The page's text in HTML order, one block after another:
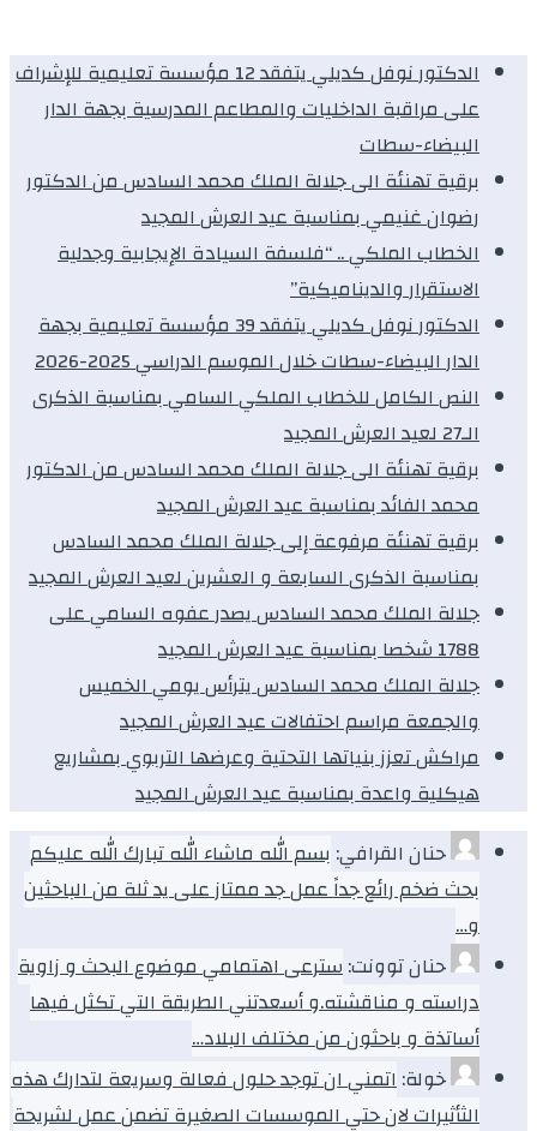
الدكتور نوفل كديلي يتفقد 12 مؤسسة تعليمية للإشراف
على مراقبة الداخليات والمطاعم المدرسية بجهة الدار
البيضاء-سطات
برقية تهنئة الى جلالة الملك محمد السادس من الدكتور
رضوان غنيمي بمناسبة عيد العرش المجيد
الخطاب الملكي .. “فلسفة السيادة الإيجابية وجدلية
الاستقرار والديناميكية”
الدكتور نوفل كديلي يتفقد 39 مؤسسة تعليمية بجهة
الدار البيضاء-سطات خلال الموسم الدراسي 2025-2026
النص الكامل للخطاب الملكي السامي بمناسبة الذكرى
الـ27 لعيد العرش المجيد
برقية تهنئة الى جلالة الملك محمد السادس من الدكتور
محمد الفائد بمناسبة عيد العرش المجيد
برقية تهنئة مرفوعة إلى جلالة الملك محمد السادس
بمناسبة الذكرى السابعة و العشرين لعيد العرش المجيد
جلالة الملك محمد السادس يصدر عفوه السامي على
1788 شخصا بمناسبة عيد العرش المجيد
جلالة الملك محمد السادس يترأس يومي الخميس
والجمعة مراسم احتفالات عيد العرش المجيد
مراكش تعزز بنياتها التحتية وعرضها التربوي بمشاريع
هيكلية واعدة بمناسبة عيد العرش المجيد
حنان القرافي: بسم الله ماشاء الله تبارك الله عليكم
بحث ضخم رائع جداً عمل جد ممتاز على يد ثلة من الباحثين
و…
حنان توونت:سترعى اهتمامي موضوع البحث و زاوية
دراسته و مناقشته.و أسعدتني الطريقة التي تكثل فيها
أساتذة و باحثون من مختلف البلاد…
خولة:اتمني ان توجد حلول فعالة وسريعة لتدارك هذه
الثأثيرات لان حتي الموسسات الصغيرة تضمن عمل لشريحة